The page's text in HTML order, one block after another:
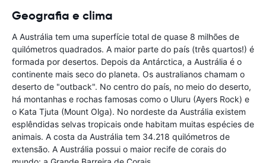
Geografia e clima
A Austrália tem uma superfície total de quase 8 milhões de
quilómetros quadrados. A maior parte do país (três quartos!) é
formada por desertos. Depois da Antárctica, a Austrália é o
continente mais seco do planeta. Os australianos chamam o
deserto de "outback". No centro do país, no meio do deserto,
há montanhas e rochas famosas como o Uluru (Ayers Rock) e
o Kata Tjuta (Mount Olga). No nordeste da Austrália existem
esplêndidas selvas tropicais onde habitam muitas espécies de
animais. A costa da Austrália tem 34.218 quilómetros de
extensão. A Austrália possui o maior recife de corais do